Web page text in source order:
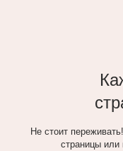
Не стоит
страницы